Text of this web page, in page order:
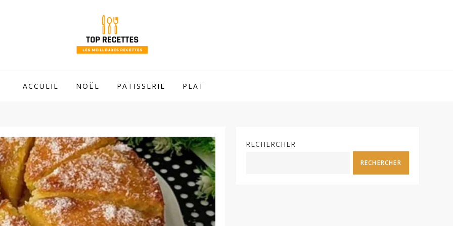
ACCUEIL NOËL PATISSERIE PLAT
RECHERCHER
RECHERCHER